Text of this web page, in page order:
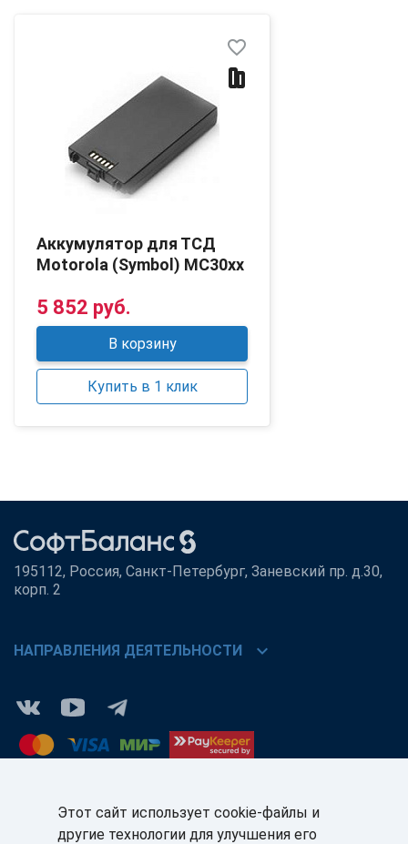
Аккумулятор для ТСД
Motorola (Symbol) MC30xx
favorite_border
5 852 руб.
В корзину
Купить в 1 клик
195112, Россия, Санкт-Петербург, Заневский пр. д.30,
корп. 2
НАПРАВЛЕНИЯ ДЕЯТЕЛЬНОСТИ chevron_right
КЛИЕНТАМ: ПАРТНЁРАМ:
Этот сайт использует cookie-файлы и
другие технологии для улучшения его